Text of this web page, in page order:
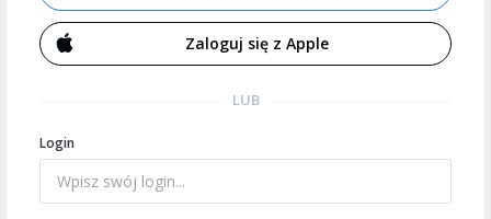
Zaloguj się z Apple
LUB
Login